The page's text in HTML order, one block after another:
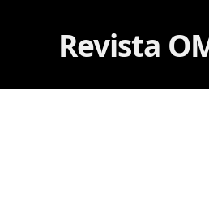
Revista